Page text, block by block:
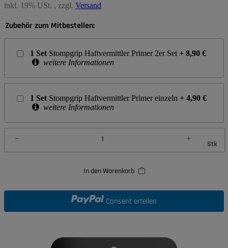
inkl. 19% USt. , zzgl. Versand
Zubehör zum Mitbestellen:
1 Set Stompgrip Haftvermittler Primer 2er Set + 8,90 €
weitere Informationen
1 Set Stompgrip Haftvermittler Primer einzeln + 4,90 €
weitere Informationen
Stk
In den Warenkorb
Consent erteilen